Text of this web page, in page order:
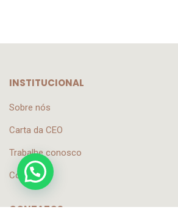
INSTITUCIONAL
Sobre nós
Carta da CEO
Trabalhe conosco
Contato
CONTATOS